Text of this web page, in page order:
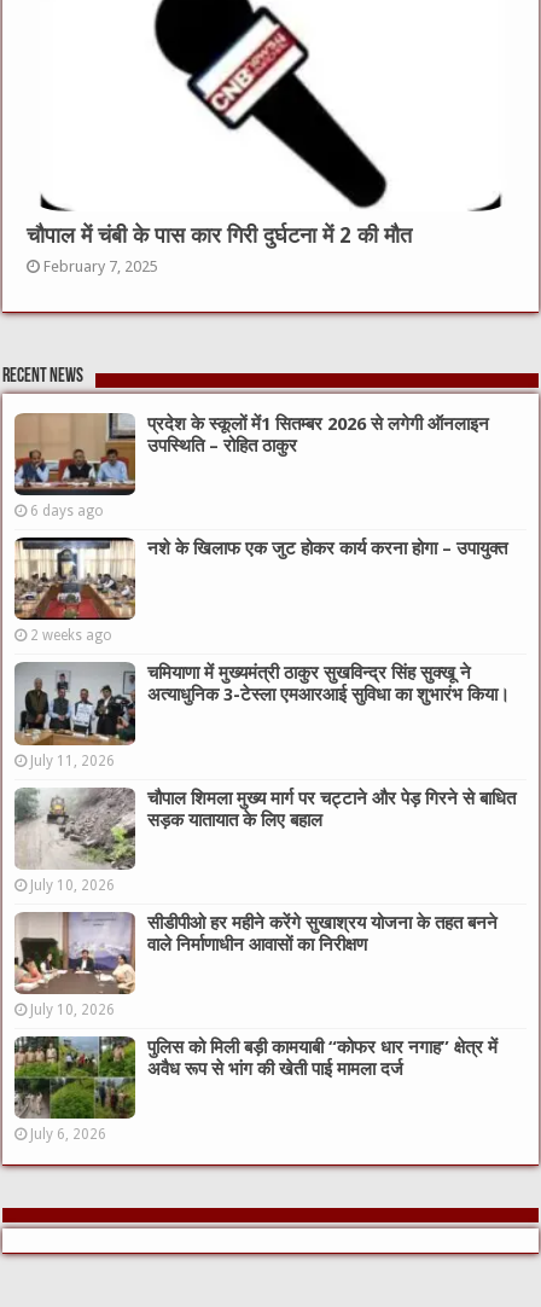
चौपाल में चंबी के पास कार गिरी दुर्घटना में 2 की मौत
February 7, 2025
Recent News
प्रदेश के स्कूलों में1 सितम्बर 2026 से लगेगी ऑनलाइन
उपस्थिति – रोहित ठाकुर
6 days ago
नशे के खिलाफ एक जुट होकर कार्य करना होगा – उपायुक्त
2 weeks ago
चमियाणा में मुख्यमंत्री ठाकुर सुखविन्द्र सिंह सुक्खू ने
अत्याधुनिक 3-टेस्ला एमआरआई सुविधा का शुभारंभ किया।
July 11, 2026
चौपाल शिमला मुख्य मार्ग पर चट्टाने और पेड़ गिरने से बाधित
सड़क यातायात के लिए बहाल
July 10, 2026
सीडीपीओ हर महीने करेंगे सुखाश्रय योजना के तहत बनने
वाले निर्माणाधीन आवासों का निरीक्षण
July 10, 2026
पुलिस को मिली बड़ी कामयाबी “कोफर धार नगाह” क्षेत्र में
अवैध रूप से भांग की खेती पाई मामला दर्ज
July 6, 2026